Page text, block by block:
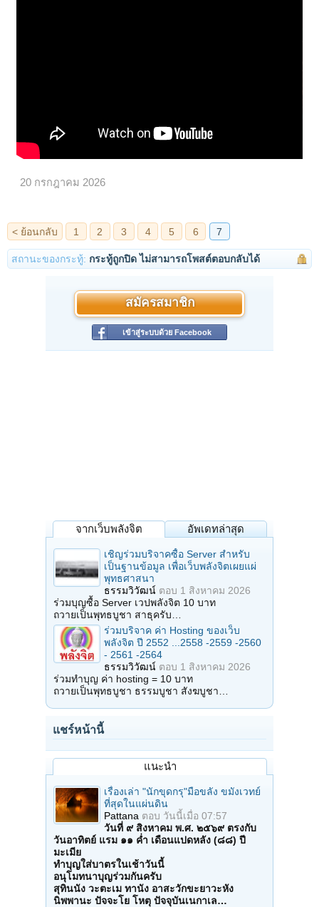
20 กรกฎาคม 2026
สถานะของกระทู้: กระทู้ถูกปิด ไม่สามารถโพสต์ตอบกลับได้
สมัครสมาชิก
เข้าสู่ระบบด้วย Facebook
จากเว็บพลังจิต อัพเดทล่าสุด
เชิญร่วมบริจาคซื้อ Server สำหรับ
เป็นฐานข้อมูล เพื่อเว็บพลังจิตเผยแผ่
พุทธศาสนา
ธรรมวิวัฒน์ ตอบ 1 สิงหาคม 2026
ร่วมบุญซื้อ Server เวปพลังจิต 10 บาท
ถวายเป็นพุทธบูชา สาธุครับ…
ร่วมบริจาค ค่า Hosting ของเว็บ
พลังจิต ปี 2552 ...2558 -2559 -2560
- 2561 -2564
ธรรมวิวัฒน์ ตอบ 1 สิงหาคม 2026
ร่วมทำบุญ ค่า hosting = 10 บาท
ถวายเป็นพุทธบูชา ธรรมบูชา สังฆบูชา…
แชร์หน้านี้
แนะนำ
เรื่องเล่า "นักขุดกรุ"มือขลัง ขมังเวทย์
ที่สุดในแผ่นดิน
Pattana ตอบ วันนี้เมื่อ 07:57
วันที่ ๙ สิงหาคม พ.ศ. ๒๕๖๙ ตรงกับ
วันอาทิตย์ แรม ๑๑ ค่ำ เดือนแปดหลัง (๘๘) ปี
มะเมีย
ทำบุญใส่บาตรในเช้าวันนี้
อนุโมทนาบุญร่วมกันครับ
สุทินนัง วะตะเม ทานัง อาสะวักขะยาวะหัง
นิพพานะ ปัจจะโย โหตุ ปัจจุบันเนกาเล…